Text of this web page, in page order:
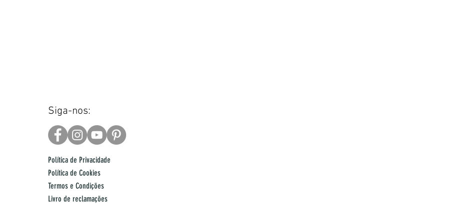
Siga-nos:
Política de Privacidade
Política de Cookies
Termos e Condições
Livro de reclamações